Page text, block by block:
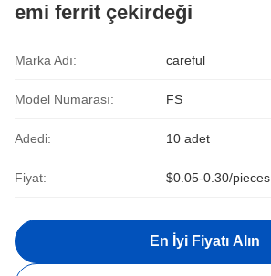
emi ferrit çekirdeği
Marka Adı: careful
Model Numarası: FS
Adedi: 10 adet
Fiyat: $0.05-0.30/pieces
En İyi Fiyatı Alın